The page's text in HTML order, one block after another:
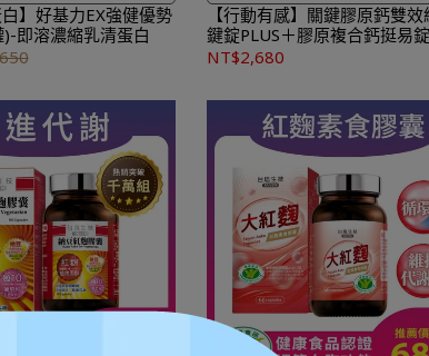
超商取貨，全館滿 NT$
另有離島7-11超取服務
，管理訂單更方便，還
點數，一點抵一元！
考：訂購完成後，下個工
後物流預計1-3個工作天
送達。
白】好基力EX強健優勢
即溶濃縮乳清蛋白
★可宅配到府&超商取貨，全館
1,500 免運費，另有離島7-11超取
★ 登入會員訂購，管理訂單更方
可累積紅利點數，一點抵一元
到貨時間參考：訂購完成後，
作天出貨，出貨後物流預計1-3個
送達。
【行動有感】關鍵膠原鈣雙
鍵錠PLUS＋膠原複合鈣挺易錠
NT$2,680